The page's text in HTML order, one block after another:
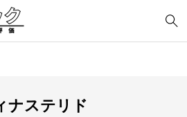
ナステリド